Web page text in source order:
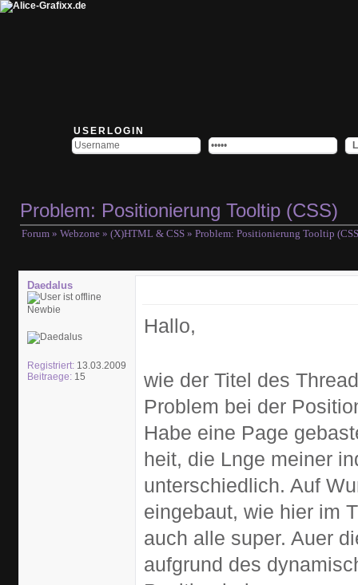
USERLOGIN
Problem: Positionierung Tooltip (CSS)
Forum » Webzone » (X)HTML & CSS » Problem: Positionierung Tooltip
Daedalus
Newbie
Registriert: 13.03.2009
Beitraege: 15
Hallo,
wie der Titel des
Problem bei der
Habe eine Page
heit, die Lnge meiner
unterschiedlich. Auf
eingebaut, wie hier im
auch alle super. Auer
aufgrund des